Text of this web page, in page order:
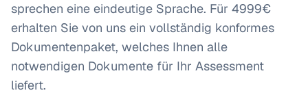
sprechen eine eindeutige Sprache. Für 4999€
erhalten Sie von uns ein vollständig konformes
Dokumentenpaket, welches Ihnen alle
notwendigen Dokumente für Ihr Assessment
liefert.